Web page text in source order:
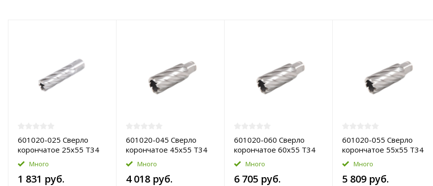
601020-025 Сверло
корончатое 25х55 T34
HSS-Pro
Много
1 831 руб.
601020-045 Сверло
корончатое 45х55 T34
HSS-Pro
Много
4 018 руб.
601020-060 Сверло
корончатое 60х55 T34
HSS-Pro
Много
6 705 руб.
601020-055 Сверло
корончатое 55х55 T34
HSS-Pro
Много
5 809 руб.